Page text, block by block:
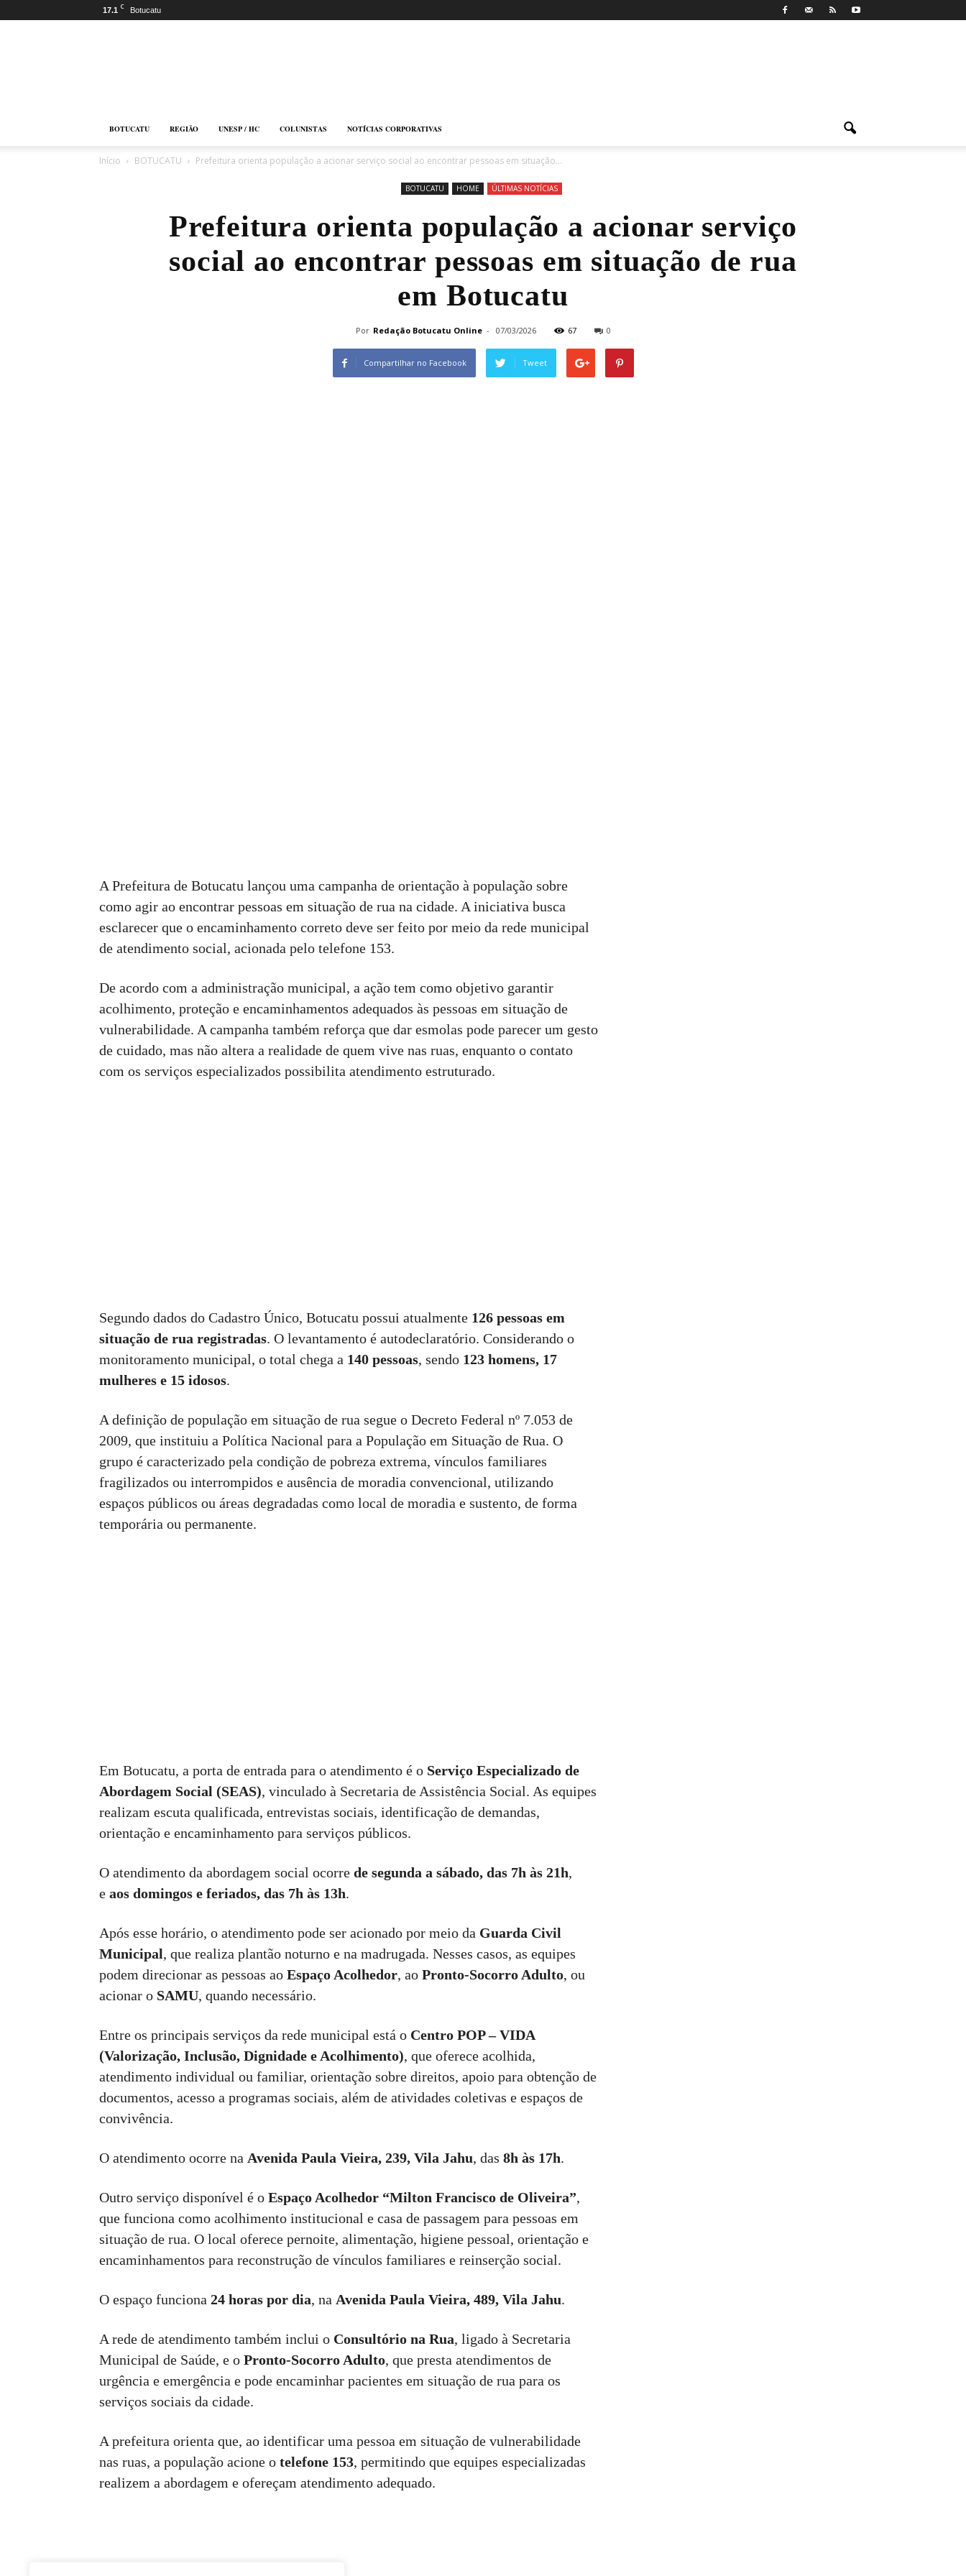
17.1 C Botucatu
BOTUCATU REGIÃO UNESP / HC COLUNISTAS NOTÍCIAS CORPORATIVAS
Início BOTUCATU Prefeitura orienta população a acionar serviço social ao encontrar pessoas em situação...
BOTUCATU HOME ÚLTIMAS NOTÍCIAS
Prefeitura orienta população a acionar serviço
social ao encontrar pessoas em situação de rua
em Botucatu
Por Redação Botucatu Online - 07/03/2026 67 0
Compartilhar no Facebook Tweet
A Prefeitura de Botucatu lançou uma campanha de orientação à população sobre
como agir ao encontrar pessoas em situação de rua na cidade. A iniciativa busca
esclarecer que o encaminhamento correto deve ser feito por meio da rede municipal
de atendimento social, acionada pelo telefone 153.
De acordo com a administração municipal, a ação tem como objetivo garantir
acolhimento, proteção e encaminhamentos adequados às pessoas em situação de
vulnerabilidade. A campanha também reforça que dar esmolas pode parecer um gesto
de cuidado, mas não altera a realidade de quem vive nas ruas, enquanto o contato
com os serviços especializados possibilita atendimento estruturado.
Segundo dados do Cadastro Único, Botucatu possui atualmente 126 pessoas em
situação de rua registradas. O levantamento é autodeclaratório. Considerando o
monitoramento municipal, o total chega a 140 pessoas, sendo 123 homens, 17
mulheres e 15 idosos.
A definição de população em situação de rua segue o Decreto Federal nº 7.053 de
2009, que instituiu a Política Nacional para a População em Situação de Rua. O
grupo é caracterizado pela condição de pobreza extrema, vínculos familiares
fragilizados ou interrompidos e ausência de moradia convencional, utilizando
espaços públicos ou áreas degradadas como local de moradia e sustento, de forma
temporária ou permanente.
Em Botucatu, a porta de entrada para o atendimento é o Serviço Especializado de
Abordagem Social (SEAS), vinculado à Secretaria de Assistência Social. As equipes
realizam escuta qualificada, entrevistas sociais, identificação de demandas,
orientação e encaminhamento para serviços públicos.
O atendimento da abordagem social ocorre de segunda a sábado, das 7h às 21h,
e aos domingos e feriados, das 7h às 13h.
Após esse horário, o atendimento pode ser acionado por meio da Guarda Civil
Municipal, que realiza plantão noturno e na madrugada. Nesses casos, as equipes
podem direcionar as pessoas ao Espaço Acolhedor, ao Pronto-Socorro Adulto, ou
acionar o SAMU, quando necessário.
Entre os principais serviços da rede municipal está o Centro POP – VIDA
(Valorização, Inclusão, Dignidade e Acolhimento), que oferece acolhida,
atendimento individual ou familiar, orientação sobre direitos, apoio para obtenção de
documentos, acesso a programas sociais, além de atividades coletivas e espaços de
convivência.
O atendimento ocorre na Avenida Paula Vieira, 239, Vila Jahu, das 8h às 17h.
Outro serviço disponível é o Espaço Acolhedor “Milton Francisco de Oliveira”,
que funciona como acolhimento institucional e casa de passagem para pessoas em
situação de rua. O local oferece pernoite, alimentação, higiene pessoal, orientação e
encaminhamentos para reconstrução de vínculos familiares e reinserção social.
O espaço funciona 24 horas por dia, na Avenida Paula Vieira, 489, Vila Jahu.
A rede de atendimento também inclui o Consultório na Rua, ligado à Secretaria
Municipal de Saúde, e o Pronto-Socorro Adulto, que presta atendimentos de
urgência e emergência e pode encaminhar pacientes em situação de rua para os
serviços sociais da cidade.
A prefeitura orienta que, ao identificar uma pessoa em situação de vulnerabilidade
nas ruas, a população acione o telefone 153, permitindo que equipes especializadas
realizem a abordagem e ofereçam atendimento adequado.